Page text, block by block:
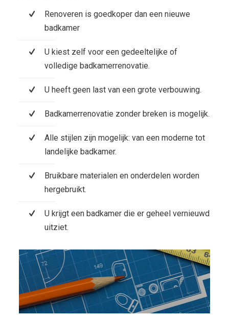
Renoveren is goedkoper dan een nieuwe
badkamer
U kiest zelf voor een gedeeltelijke of
volledige badkamerrenovatie.
U heeft geen last van een grote verbouwing.
Badkamerrenovatie zonder breken is mogelijk.
Alle stijlen zijn mogelijk: van een moderne tot
landelijke badkamer.
Bruikbare materialen en onderdelen worden
hergebruikt.
U krijgt een badkamer die er geheel vernieuwd
uitziet.